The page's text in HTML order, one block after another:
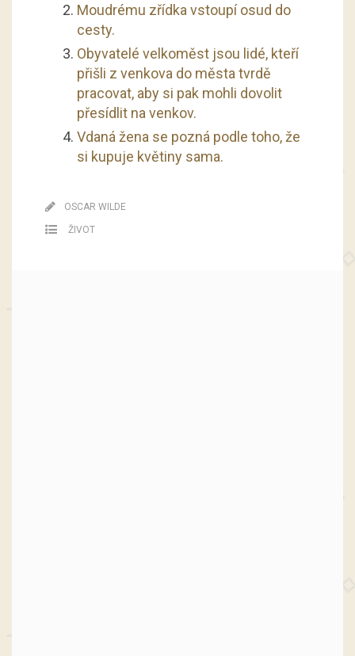
Moudrému zřídka vstoupí osud do
cesty.
Obyvatelé velkoměst jsou lidé, kteří
přišli z venkova do města tvrdě
pracovat, aby si pak mohli dovolit
přesídlit na venkov.
Vdaná žena se pozná podle toho, že
si kupuje květiny sama.
OSCAR WILDE
ŽIVOT